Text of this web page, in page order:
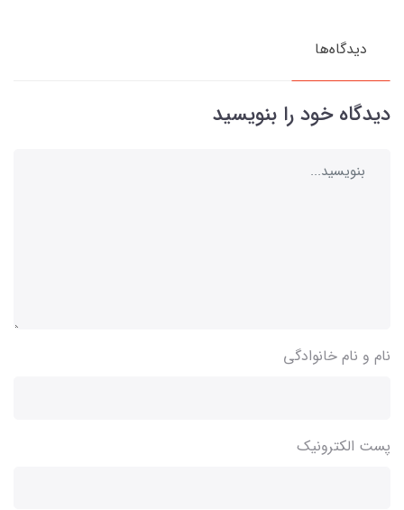
دیدگاه‌ها
دیدگاه خود را بنویسید
نام و نام خانوادگی
پست الکترونیک